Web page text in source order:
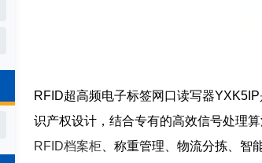
RFID超高频电子标签网口读写器
识产权设计，结合专有的高效信号处理
RFID档案柜 、称重管理、物流分拣、智